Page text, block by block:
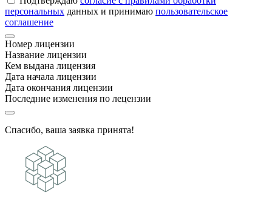
персональных данных и принимаю пользовательское
соглашение
Номер лицензии
Название лицензии
Кем выдана лицензия
Дата начала лицензии
Дата окончания лицензии
Последние изменения по лецензии
Спасибо, ваша заявка принята!